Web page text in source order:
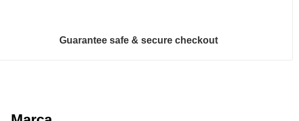
Guarantee safe & secure checkout